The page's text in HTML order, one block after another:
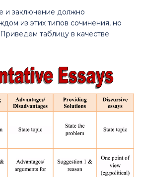
и заключение должно
из этих типов сочинения, но
таблицу в качестве